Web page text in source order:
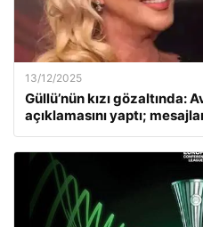
13/12/2025
Güllü’nün kızı gözaltında:
açıklamasını yaptı;